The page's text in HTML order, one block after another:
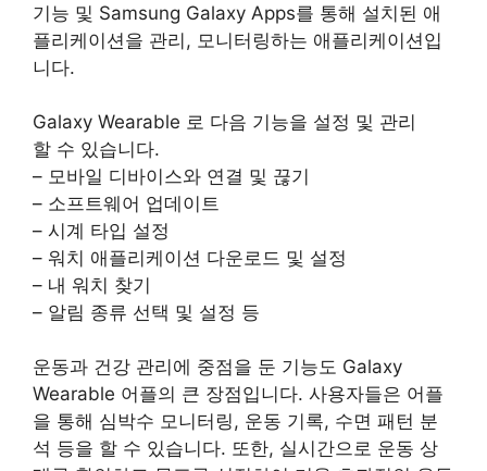
기능 및 Samsung Galaxy Apps를 통해 설치된 애
플리케이션을 관리, 모니터링하는 애플리케이션입
니다.
Galaxy Wearable 로 다음 기능을 설정 및 관리
할 수 있습니다.
– 모바일 디바이스와 연결 및 끊기
– 소프트웨어 업데이트
– 시계 타입 설정
– 워치 애플리케이션 다운로드 및 설정
– 내 워치 찾기
– 알림 종류 선택 및 설정 등
운동과 건강 관리에 중점을 둔 기능도 Galaxy
Wearable 어플의 큰 장점입니다. 사용자들은 어플
을 통해 심박수 모니터링, 운동 기록, 수면 패턴 분
석 등을 할 수 있습니다. 또한, 실시간으로 운동 상